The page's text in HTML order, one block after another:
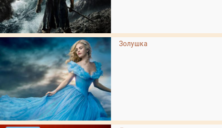
Золушка